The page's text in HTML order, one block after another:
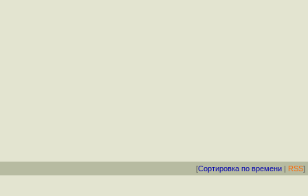
[Сортировка по времени | RSS]